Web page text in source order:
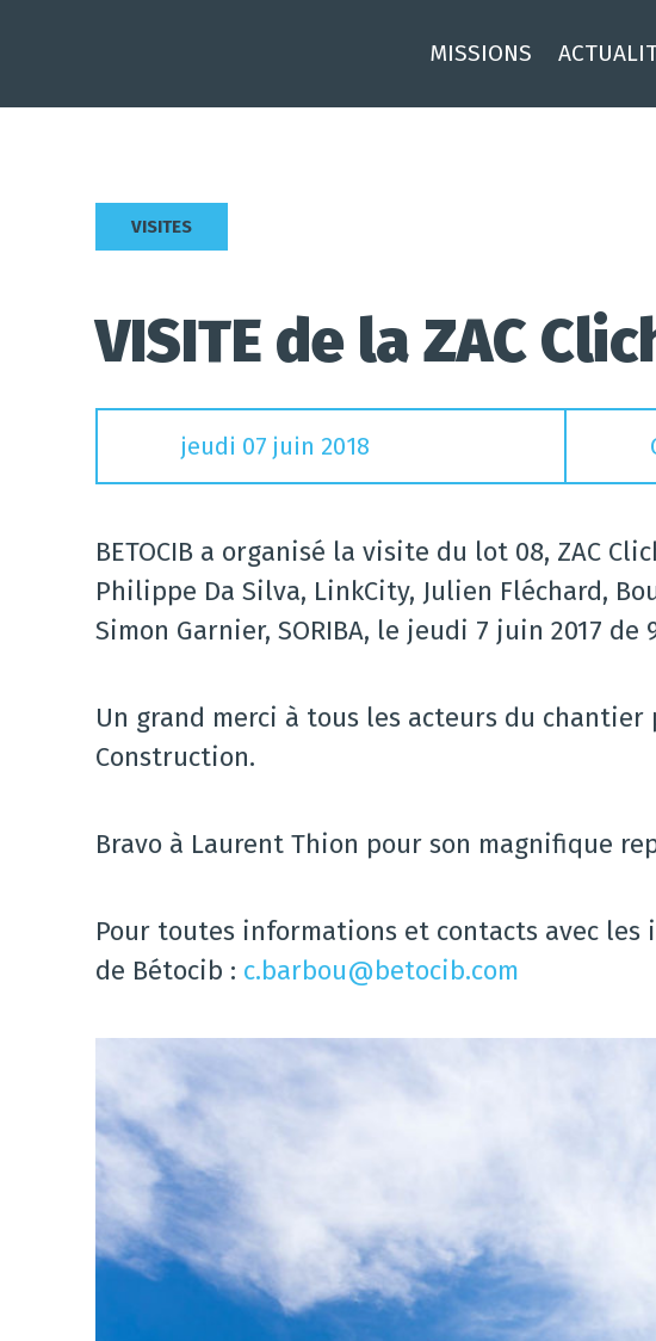
MISSIONS
VISITES
VISITE de la ZAC
jeudi 07 juin 2018
BETOCIB a organisé la visite du lot 08, ZAC
Philippe Da Silva, LinkCity, Julien Fléchard,
Simon Garnier, SORIBA, le jeudi 7 juin 2017 de
Un grand merci à tous les acteurs du
Construction.
Bravo à Laurent Thion pour son magnifique
Pour toutes informations et contacts avec les
de Bétocib : c.barbou@betocib.com